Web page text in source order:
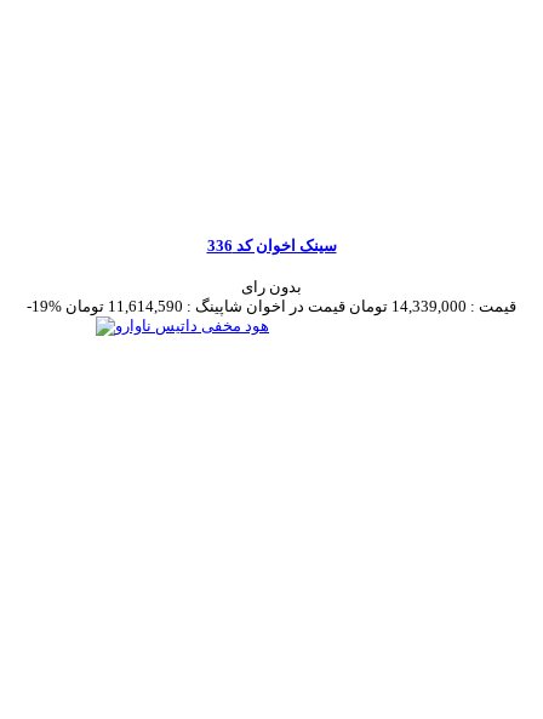
سینک اخوان کد 336
بدون رای
-19%
قیمت : 14,339,000 تومان قیمت در اخوان شاپینگ : 11,614,590 تومان